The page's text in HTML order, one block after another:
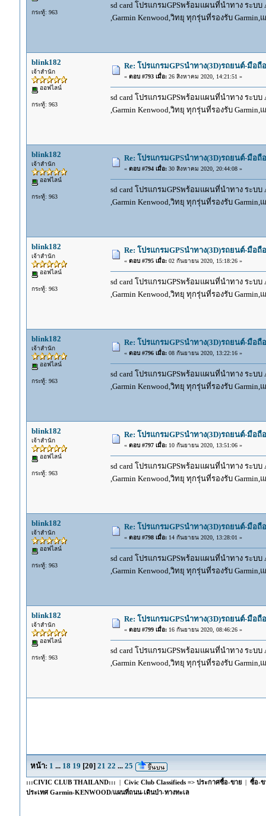
กระทู้: 963
sd card โปรแกรมGPSพร้อมแผนที่นำทาง ระบบ
,Garmin Kenwood,วิทยุ ทุกรุ่นที่รองรับ
blink182
เจ้าสำนัก
ออฟไลน์
กระทู้: 963
Re: โปรแกรมGPSนำทาง(3D)รถยนต์-มือ
« ตอบ #793 เมื่อ:26 สิงหาคม 2020, 14:21:51 »
sd card โปรแกรมGPSพร้อมแผนที่นำทาง ระบบ
,Garmin Kenwood,วิทยุ ทุกรุ่นที่รองรับ
blink182
เจ้าสำนัก
ออฟไลน์
กระทู้: 963
Re: โปรแกรมGPSนำทาง(3D)รถยนต์-มือ
« ตอบ #794 เมื่อ:30 สิงหาคม 2020, 20:44:08 »
sd card โปรแกรมGPSพร้อมแผนที่นำทาง ระบบ
,Garmin Kenwood,วิทยุ ทุกรุ่นที่รองรับ
blink182
เจ้าสำนัก
ออฟไลน์
กระทู้: 963
Re: โปรแกรมGPSนำทาง(3D)รถยนต์-มือ
« ตอบ #795 เมื่อ:02 กันยายน 2020, 15:18:26 »
sd card โปรแกรมGPSพร้อมแผนที่นำทาง ระบบ
,Garmin Kenwood,วิทยุ ทุกรุ่นที่รองรับ
blink182
เจ้าสำนัก
ออฟไลน์
กระทู้: 963
Re: โปรแกรมGPSนำทาง(3D)รถยนต์-มือ
« ตอบ #796 เมื่อ:08 กันยายน 2020, 13:22:16 »
sd card โปรแกรมGPSพร้อมแผนที่นำทาง ระบบ
,Garmin Kenwood,วิทยุ ทุกรุ่นที่รองรับ
blink182
เจ้าสำนัก
ออฟไลน์
กระทู้: 963
Re: โปรแกรมGPSนำทาง(3D)รถยนต์-มือ
« ตอบ #797 เมื่อ:10 กันยายน 2020, 13:51:06 »
sd card โปรแกรมGPSพร้อมแผนที่นำทาง ระบบ
,Garmin Kenwood,วิทยุ ทุกรุ่นที่รองรับ
blink182
เจ้าสำนัก
ออฟไลน์
กระทู้: 963
Re: โปรแกรมGPSนำทาง(3D)รถยนต์-มือ
« ตอบ #798 เมื่อ:14 กันยายน 2020, 13:28:01 »
sd card โปรแกรมGPSพร้อมแผนที่นำทาง ระบบ
,Garmin Kenwood,วิทยุ ทุกรุ่นที่รองรับ
blink182
เจ้าสำนัก
ออฟไลน์
กระทู้: 963
Re: โปรแกรมGPSนำทาง(3D)รถยนต์-มือ
« ตอบ #799 เมื่อ:16 กันยายน 2020, 08:46:26 »
sd card โปรแกรมGPSพร้อมแผนที่นำทาง ระบบ
,Garmin Kenwood,วิทยุ ทุกรุ่นที่รองรับ
หน้า: 1 ... 18 19 [20] 21 22 ... 25
:::CIVIC CLUB THAILAND::: | Civic Club Classifieds => ประกาศซื้อ-ขาย| ซื้อ-ข
ประเทศ Garmin-KENWOOD/แผนที่ถนน-เดินป่า-ทางทะเล